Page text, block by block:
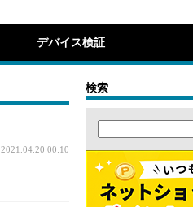
デバイス検証
2021.04.20 00:10
検索